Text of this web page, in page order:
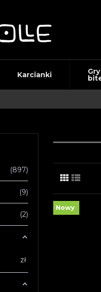
Karcianki
Nowy
897
9
2
zł